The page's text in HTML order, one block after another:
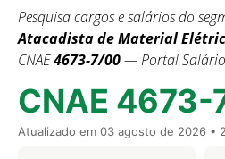
Pesquisa cargos e salários do
Atacadista de Material
CNAE4673-7/00— Portal Salário
CNAE
Atualizado em 03 agosto de 2026 •